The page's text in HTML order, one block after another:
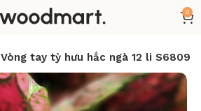
0
Vòng tay tỳ hưu hắc ngà 12 li S6809